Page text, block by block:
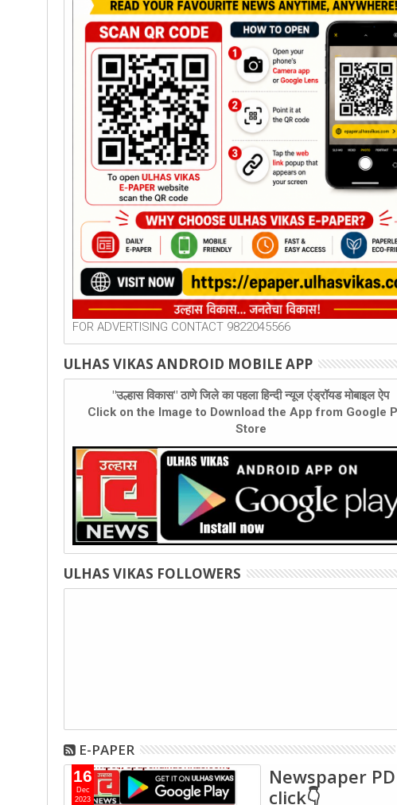
FOR ADVERTISING CONTACT 9822045566
ULHAS VIKAS ANDROID MOBILE APP
"उल्हास विकास" ठाणे जिले का पहला हिन्दी न्यूज एंड्रॉयड मोबाइल ऐप
Click on the Image to Download the App from Google
Store
ULHAS VIKAS FOLLOWERS
E-PAPER
16
Dec
2023
Newspaper
click👇